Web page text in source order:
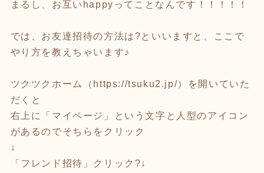
まるし、お互いhappyってことなんです！！！！！
では、お友達招待の方法は?といいますと、ここで
やり方を教えちゃいます♪
ツクツクホーム（ https://tsuku2.jp/）を開いていた
だくと
右上に「マイページ」という文字と人型のアイコン
があるのでそちらをクリック
↓
「フレンド招待」クリック?↓